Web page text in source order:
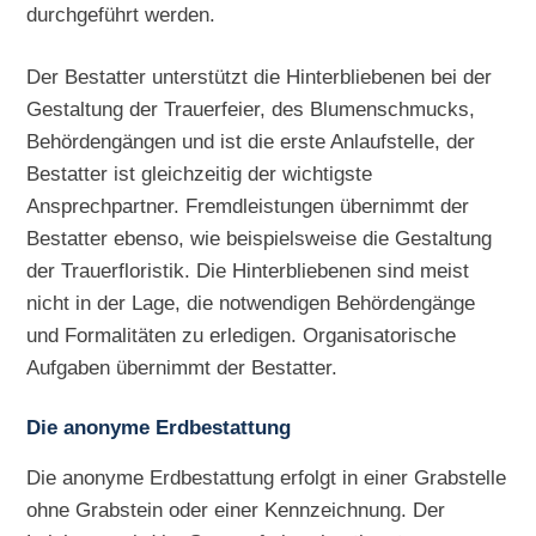
durchgeführt werden.
Der Bestatter unterstützt die Hinterbliebenen bei der
Gestaltung der Trauerfeier, des Blumenschmucks,
Behördengängen und ist die erste Anlaufstelle, der
Bestatter ist gleichzeitig der wichtigste
Ansprechpartner. Fremdleistungen übernimmt der
Bestatter ebenso, wie beispielsweise die Gestaltung
der Trauerfloristik. Die Hinterbliebenen sind meist
nicht in der Lage, die notwendigen Behördengänge
und Formalitäten zu erledigen. Organisatorische
Aufgaben übernimmt der Bestatter.
Die anonyme Erdbestattung
Die anonyme Erdbestattung erfolgt in einer Grabstelle
ohne Grabstein oder einer Kennzeichnung. Der